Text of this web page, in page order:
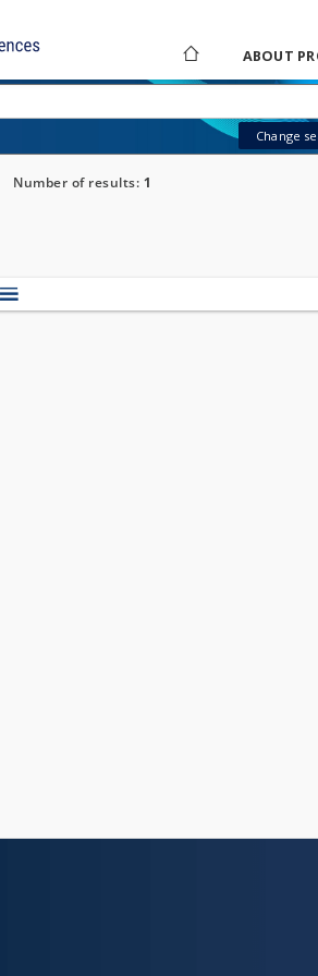
ABOUT
Change
Number of results: 1